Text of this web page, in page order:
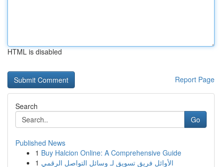
HTML is disabled
Report Page
Search
Go
Published News
1 Buy Halcion Online: A Comprehensive Guide
1 الأوائل فريق تسويق لـ وسائل التواصل الرقمي